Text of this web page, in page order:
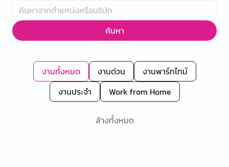
ค้นหา
งานทั้งหมด งานด่วน
งานพาร์ทไทม์
งานประจำ
Work from Home
ล้างทั้งหมด